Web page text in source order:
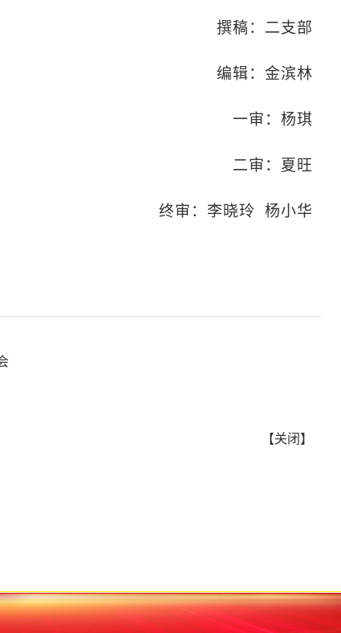
撰稿：二支部
编辑：金滨林
一审：杨琪
二审：夏旺
终审：李晓玲 杨小华
【关闭】